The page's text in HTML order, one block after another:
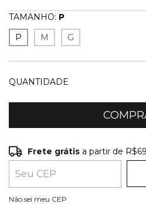
TAMANHO: P
P
M G
QUANTIDADE
Frete grátis
Entregas para o CEP:
Frete grátis a partir de
Não sei meu CEP